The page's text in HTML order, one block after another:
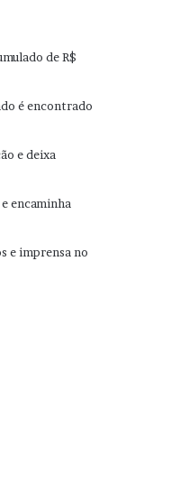
de R$
é encontrado
e deixa
encaminha
e imprensa no